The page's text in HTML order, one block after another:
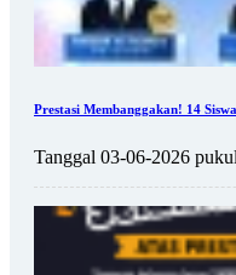
Prestasi Membanggakan! 14
Tanggal 03-06-2026